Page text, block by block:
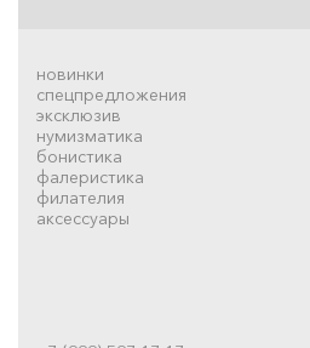
новинки
спецпредложения
эксклюзив
нумизматика
бонистика
фалеристика
филателия
аксессуары